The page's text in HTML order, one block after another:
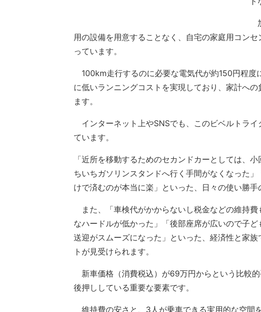
用の設備を用意することなく、自宅の家庭用コン
っています。
100km走行するのに必要な電気代が約150円程度
に低いランニングコストを実現しており、家計へ
ます。
インターネット上やSNSでも、このビベルトラ
ています。
「近所を移動するためのセカンドカーとしては、
ちいちガソリンスタンドへ行く手間がなくなった
けで済むのが本当に楽」といった、日々の使い勝手
また、「車検代がかからないし税金などの維持
なハードルが低かった」「後部座席が広いので子
送迎がスムーズになった」といった、経済性と家
トが見受けられます。
新車価格（消費税込）が69万円からという比較
後押ししている重要な要素です。
維持費の安さと、3人が乗車できる実用的な空間